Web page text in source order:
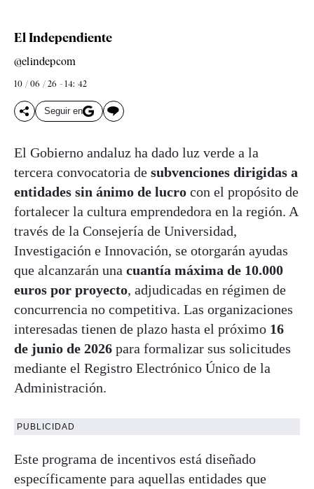
El Independiente
@elindepcom
10 / 06 / 26 - 14: 42
Seguir en
El Gobierno andaluz ha dado luz verde a la
tercera convocatoria de subvenciones dirigidas a
entidades sin ánimo de lucro con el propósito de
fortalecer la cultura emprendedora en la región. A
través de la Consejería de Universidad,
Investigación e Innovación, se otorgarán ayudas
que alcanzarán una cuantía máxima de 10.000
euros por proyecto, adjudicadas en régimen de
concurrencia no competitiva. Las organizaciones
interesadas tienen de plazo hasta el próximo 16
de junio de 2026 para formalizar sus solicitudes
mediante el Registro Electrónico Único de la
Administración.
PUBLICIDAD
Este programa de incentivos está diseñado
específicamente para aquellas entidades que